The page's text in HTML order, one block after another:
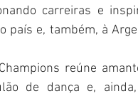
carreiras e
país e, também, à
reúne
de dança e,